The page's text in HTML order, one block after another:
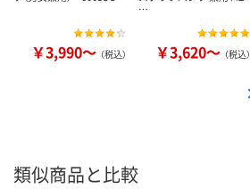
￥3,990～ （税込）
…
￥3,620～ （税込）
類似商品と比較